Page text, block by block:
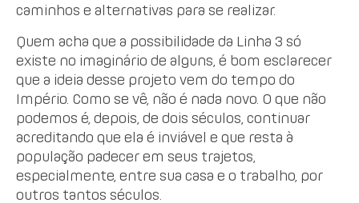
caminhos e alternativas para se realizar.
Quem acha que a possibilidade da Linha 3 só
existe no imaginário de alguns, é bom esclarecer
que a ideia desse projeto vem do tempo do
Império. Como se vê, não é nada novo. O que não
podemos é, depois, de dois séculos, continuar
acreditando que ela é inviável e que resta à
população padecer em seus trajetos,
especialmente, entre sua casa e o trabalho, por
outros tantos séculos.